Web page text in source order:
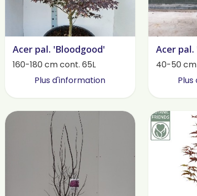
Acer pal. 'Bloodgood'
160-180 cm cont. 65L
Plus d'information
Acer
40-50 cm